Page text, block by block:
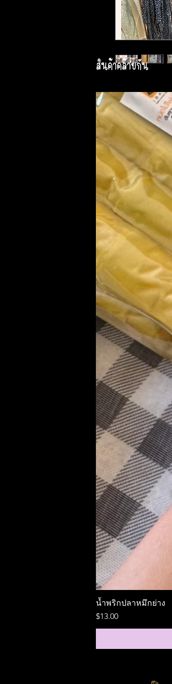
สินค้าคล้ายกัน
น้ำพริกปลาหมึกย่าง
ราคา
$13.00